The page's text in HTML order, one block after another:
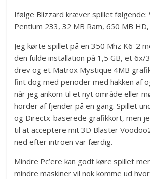
Ifølge Blizzard kræver spillet følgende:
Pentium 233, 32 MB Ram, 650 MB
Jeg kørte spillet på en 350 Mhz K6-2
den fulde installation på 1,5 GB, et 6x/
drev og et Matrox Mystique 4MB
fint dog med perioder med hakken af
når jeg ankom til et nyt område eller
horder af fjender på en gang. Spillet
og Directx-baserede grafikkort, men
til at acceptere mit 3D Blaster
ned efter introen var færdig.
Mindre Pc’ere kan godt køre spillet
mindre maskiner vil nok komme ud